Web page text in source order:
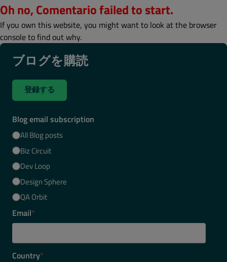
Oh no, Comentario failed to start.
If you own this website, you might want to look at the browser
console to find out why.
ブログを購読
登録する
Blog email subscription
All Blog posts
Biz Circuit
Dev Loop
Design Sphere
QA Orbit
Email*
Country*